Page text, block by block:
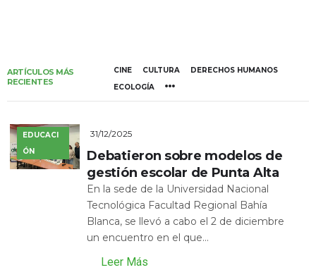
ARTÍCULOS MÁS
RECIENTES
CINE CULTURA
DERECHOS HUMANOS
ECOLOGÍA
EDUCACI
ÓN
31/12/2025
Debatieron sobre modelos de
gestión escolar de Punta Alta
En la sede de la Universidad Nacional
Tecnológica Facultad Regional Bahía
Blanca, se llevó a cabo el 2 de diciembre
un encuentro en el que...
Leer Más